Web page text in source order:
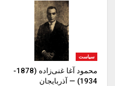
سیاست
محمود آغا غنی‌زاده (1878-
1934) — آذربایجان